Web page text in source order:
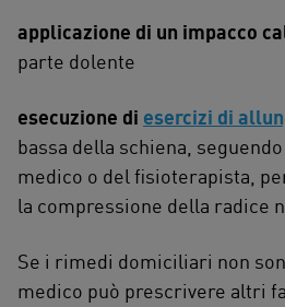
applicazione di un impacco
parte dolente
esecuzione di esercizi di
bassa della schiena,
medico o del fisioterapista,
la compressione della radice
Se i rimedi domiciliari non
medico può prescrivere altri